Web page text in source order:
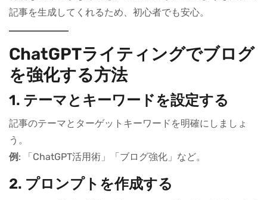
記事を生成してくれるため、初心者でも安心。
ChatGPTライティングでブログ
を強化する方法
1. テーマとキーワードを設定する
記事のテーマとターゲットキーワードを明確にしましょ
う。
例 : 「ChatGPT活用術」「ブログ強化」など。
2. プロンプトを作成する